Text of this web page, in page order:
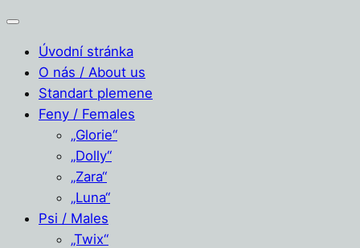
Úvodní stránka
O nás / About us
Standart plemene
Feny / Females
„Glorie“
„Dolly“
„Zara“
„Luna“
Psi / Males
„Twix“